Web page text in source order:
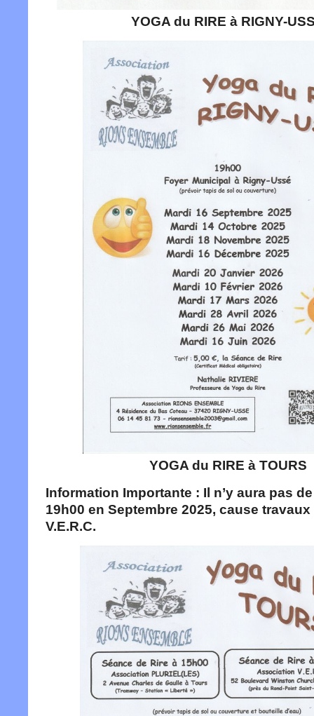
YOGA du RIRE à RIGNY-
YOGA du RIRE à TOURS
Information Importante : Il n’y aura pas
19h00 en Septembre 2025, cause
V.E.R.C.